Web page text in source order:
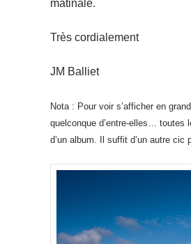
matinale.
Très cordialement
JM Balliet
Nota : Pour voir s’afficher en
quelconque d’entre-elles… toutes
d’un album. Il suffit d’un autre cic